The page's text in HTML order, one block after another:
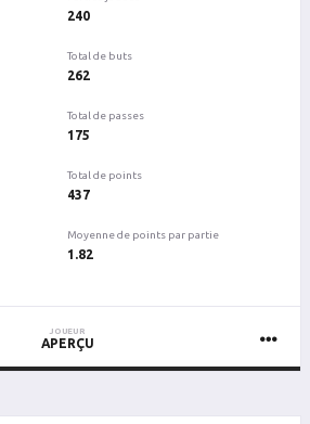
240
Total de buts
262
Total de passes
175
Total de points
437
Moyenne de points par partie
1.82
JOUEUR
APERÇU